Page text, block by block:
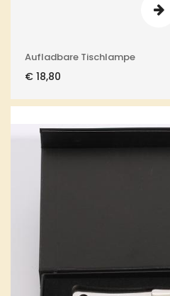
Aufladbare Tischlampe
€ 18,80